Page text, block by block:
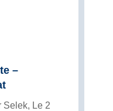
–
Selek, Le 2